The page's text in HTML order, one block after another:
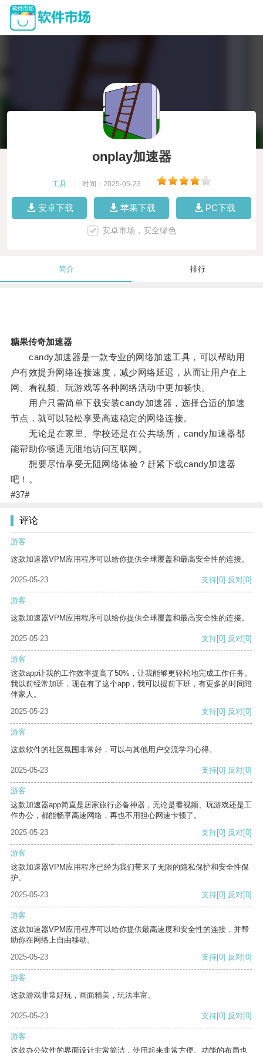
onplay加速器
工具 时间：2025-05-23
安卓下载 苹果下载 PC下载
安卓市场，安全绿色
简介 排行
糖果传奇加速器
candy加速器是一款专业的网络加速工具，可以帮助用
户有效提升网络连接速度，减少网络延迟，从而让用户在上
网、看视频、玩游戏等各种网络活动中更加畅快。
用户只需简单下载安装candy加速器，选择合适的加速
节点，就可以轻松享受高速稳定的网络连接。
无论是在家里、学校还是在公共场所，candy加速器都
能帮助你畅通无阻地访问互联网。
想要尽情享受无阻网络体验？赶紧下载candy加速器
吧！。
#37#
评论
游客
这款加速器VPM应用程序可以给你提供全球覆盖和最高安全性的连接。
2025-05-23 支持[0] 反对[0]
游客
这款加速器VPM应用程序可以给你提供全球覆盖和最高安全性的连接。
2025-05-23 支持[0] 反对[0]
游客
这款app让我的工作效率提高了50%，让我能够更轻松地完成工作任务。
我以前经常加班，现在有了这个app，我可以提前下班，有更多的时间陪
伴家人。
2025-05-23
支持[0] 反对[0]
游客
这款软件的社区氛围非常好，可以与其他用户交流学习心得。
2025-05-23 支持[0] 反对[0]
游客
这款加速器app简直是居家旅行必备神器，无论是看视频、玩游戏还是工
作办公，都能畅享高速网络，再也不用担心网速卡顿了。
2025-05-23
支持[0] 反对[0]
游客
这款加速器VPM应用程序已经为我们带来了无限的隐私保护和安全性保
护。
2025-05-23
支持[0] 反对[0]
游客
这款加速器VPM应用程序可以给你提供最高速度和安全性的连接，并帮
助你在网络上自由移动。
2025-05-23
支持[0] 反对[0]
游客
这款游戏非常好玩，画面精美，玩法丰富。
2025-05-23 支持[0] 反对[0]
游客
这款办公软件的界面设计非常简洁，使用起来非常方便。功能的布局也